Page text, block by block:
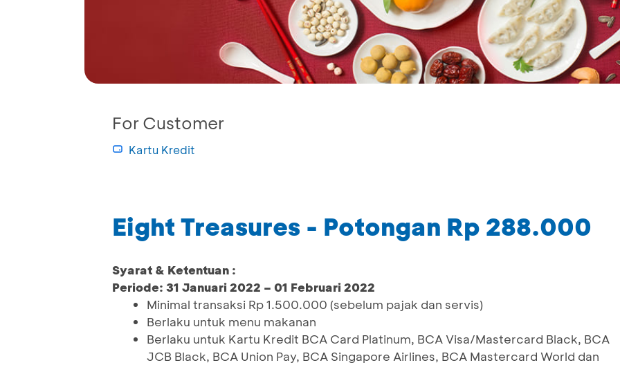
For Customer
Kartu Kredit
Eight Treasures - Potongan Rp 288.000
Syarat & Ketentuan :
Periode: 31 Januari 2022 – 01 Februari 2022
Minimal transaksi Rp 1.500.000 (sebelum pajak dan servis)
Berlaku untuk menu makanan
Berlaku untuk Kartu Kredit BCA Card Platinum, BCA Visa/Mastercard Black, BCA
JCB Black, BCA Union Pay, BCA Singapore Airlines, BCA Mastercard World dan